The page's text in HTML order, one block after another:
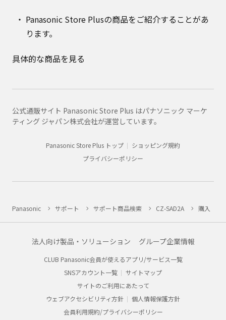
Panasonic Store Plusの商品をご紹介することがあ
ります。
具体的な商品を見る
公式通販サイト Panasonic Store Plus はパナソニック マーケ
ティング ジャパン株式会社が運営しています。
Panasonic Store Plus トップ
ショッピング規約
プライバシーポリシー
Panasonic サポート サポート商品検索 CZ-SAD2A 購入
法人向け製品・ソリューション グループ企業情報
CLUB Panasonic会員が使えるアプリ/サービス一覧
SNSアカウント一覧
サイトマップ
サイトのご利用にあたって
ウェブアクセシビリティ方針
個人情報保護方針
会員利用規約/プライバシーポリシー